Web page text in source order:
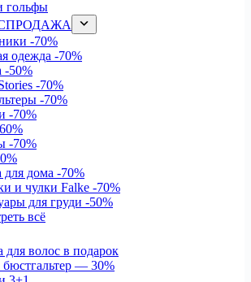
гольфы
-70%
одежда -70%
-50%
-70%
-70%
-70%
-70%
дома -70%
и чулки Falke -70%
для груди -50%
всё
для волос в подарок
— 30%